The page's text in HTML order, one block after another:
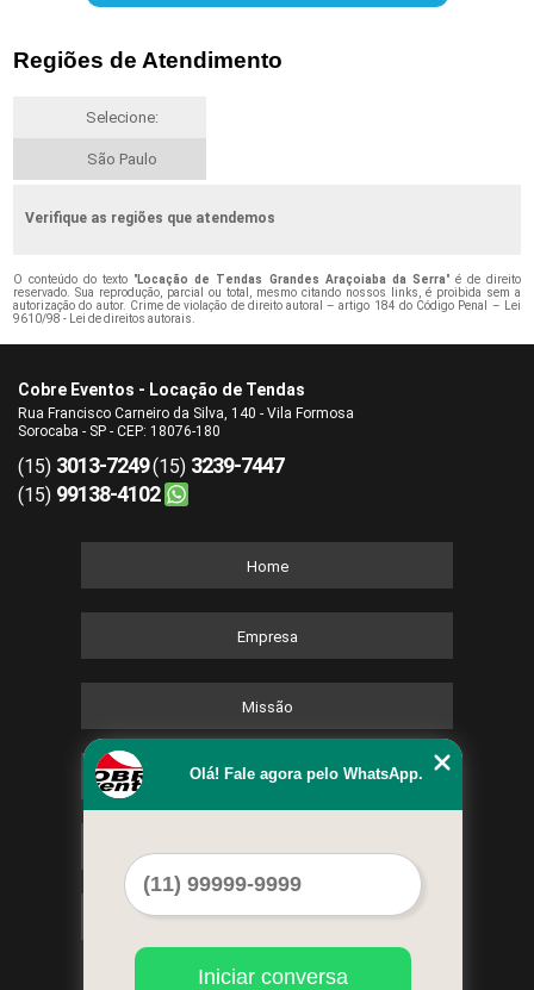
Regiões de Atendimento
Selecione:
São Paulo
Verifique as regiões que atendemos
O conteúdo do texto "Locação de Tendas Grandes Araçoiaba da Serra" é de direito
reservado. Sua reprodução, parcial ou total, mesmo citando nossos links, é proibida sem a
autorização do autor. Crime de violação de direito autoral – artigo 184 do Código Penal – Lei
9610/98 - Lei de direitos autorais.
Cobre Eventos - Locação de Tendas
Rua Francisco Carneiro da Silva, 140 - Vila Formosa
Sorocaba - SP - CEP: 18076-180
(15) 3013-7249(15) 3239-7447
(15) 99138-4102
Home
Empresa
Missão
Serviços
Mapa do site
Olá! Fale agora pelo WhatsApp.
Iniciar conversa